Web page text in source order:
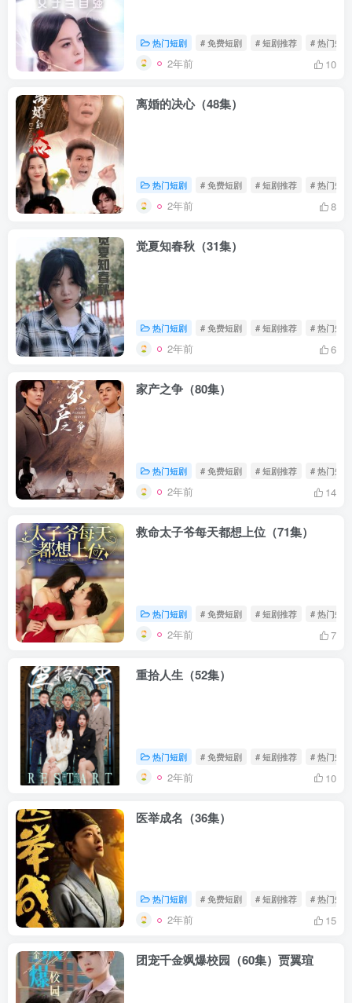
热门短剧 # 免费短剧 # 短剧推荐 # 热门短剧
2年前 10
离婚的决心（48集）
热门短剧 # 免费短剧 # 短剧推荐 # 热门短剧
2年前 8
觉夏知春秋（31集）
热门短剧 # 免费短剧 # 短剧推荐 # 热门短剧
2年前 6
家产之争（80集）
热门短剧 # 免费短剧 # 短剧推荐 # 热门短剧
2年前 14
救命太子爷每天都想上位（71集）
热门短剧 # 免费短剧 # 短剧推荐 # 热门短剧
2年前 7
重拾人生（52集）
热门短剧 # 免费短剧 # 短剧推荐 # 热门短剧
2年前 10
医举成名（36集）
热门短剧 # 免费短剧 # 短剧推荐 # 热门短剧
2年前 15
团宠千金飒爆校园（60集）贾翼瑄